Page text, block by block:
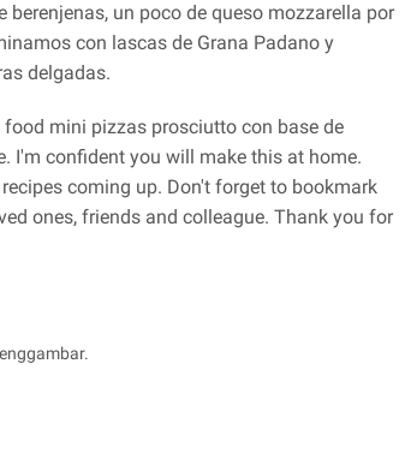
un poco de queso mozzarella por
con lascas de Grana Padano y
delgadas.
mini pizzas prosciutto con base de
I'm confident you will make this at home.
coming up. Don't forget to bookmark
ones, friends and colleague. Thank you for